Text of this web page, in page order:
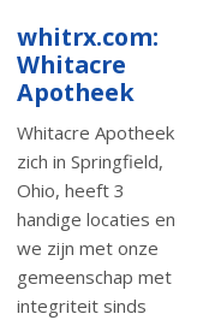
whitrx.com:
Whitacre
Apotheek
Whitacre Apotheek
zich in Springfield,
Ohio, heeft 3
handige locaties en
we zijn met onze
gemeenschap met
integriteit sinds